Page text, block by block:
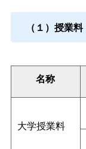
（１）授業料
名称
大学授業料